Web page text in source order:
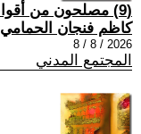
(9) مصلحون من أقوام بعيدة
كاظم فنجان الحمامي
2026 / 8 / 8
المجتمع المدني